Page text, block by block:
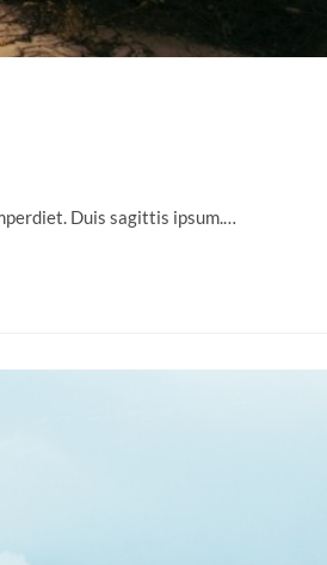
Duis sagittis ipsum.…